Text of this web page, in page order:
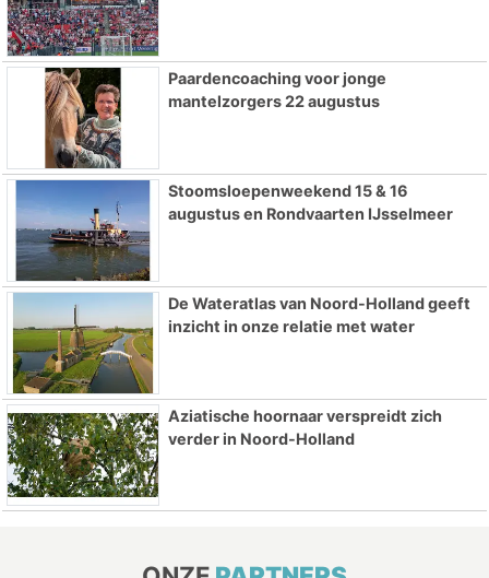
Paardencoaching voor jonge
mantelzorgers 22 augustus
Stoomsloepenweekend 15 & 16
augustus en Rondvaarten IJsselmeer
De Wateratlas van Noord-Holland geeft
inzicht in onze relatie met water
Aziatische hoornaar verspreidt zich
verder in Noord-Holland